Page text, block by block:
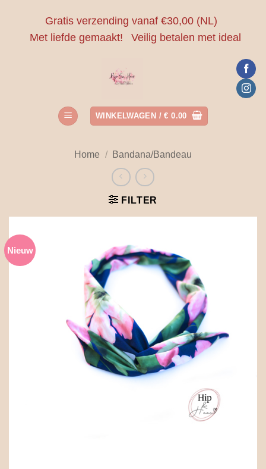
Gratis verzending vanaf €30,00 (NL)
Met liefde gemaakt!
Veilig betalen met ideal
WINKELWAGEN /€ 0.00
Home / Bandana/Bandeau
FILTER
Nieuw